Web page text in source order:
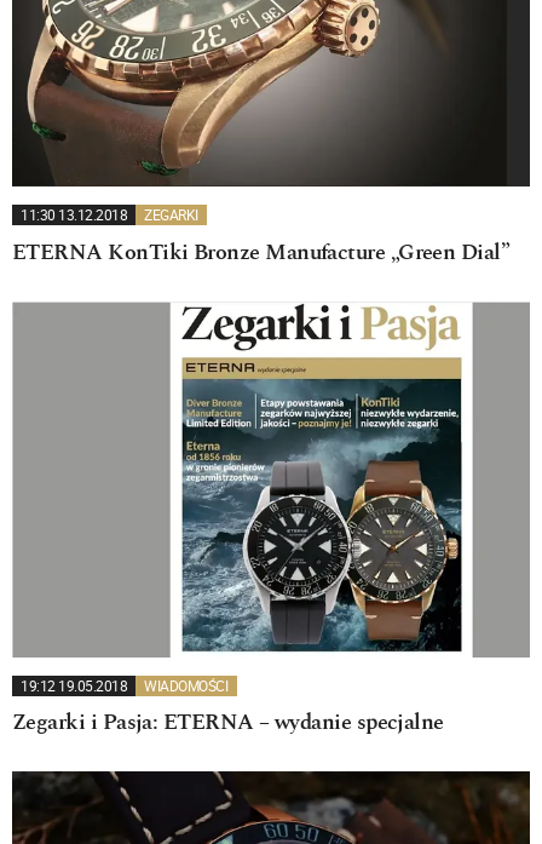
11:30 13.12.2018 ZEGARKI
ETERNA KonTiki Bronze Manufacture „Green Dial”
19:12 19.05.2018 WIADOMOŚCI
Zegarki i Pasja: ETERNA – wydanie specjalne